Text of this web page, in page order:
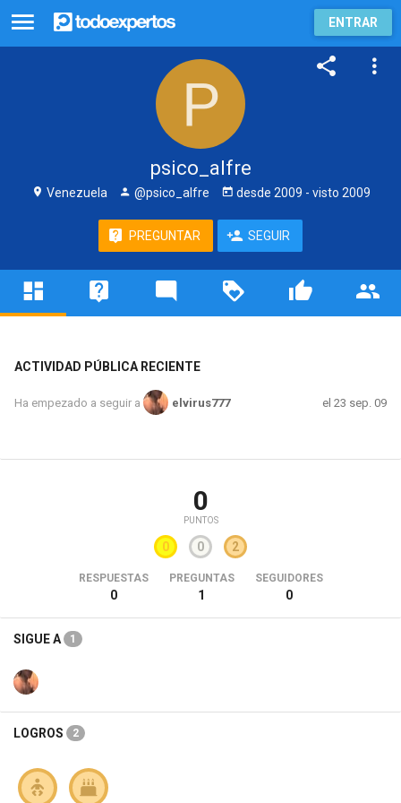
ENTRAR
psico_alfre
Venezuela @psico_alfre desde 2009 - visto 2009
PREGUNTAR SEGUIR
ACTIVIDAD PÚBLICA RECIENTE
Ha empezado a seguir a elvirus777 el 23 sep. 09
0
PUNTOS
0 0 2
RESPUESTAS
0
PREGUNTAS
1
SEGUIDORES
0
SIGUE A 1
LOGROS 2